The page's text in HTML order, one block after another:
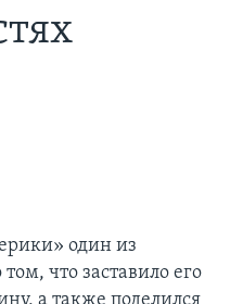
один из
что заставило его